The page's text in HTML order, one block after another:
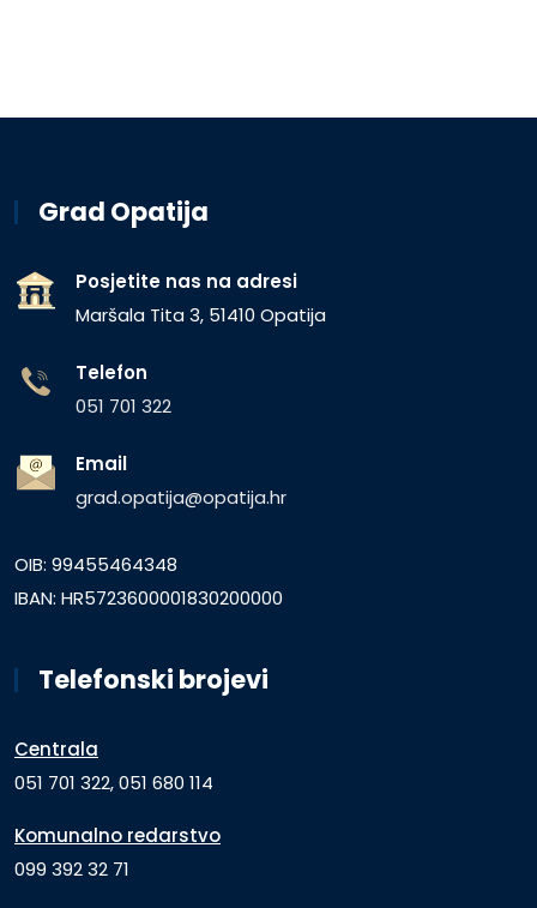
Grad Opatija
Posjetite nas na adresi
Maršala Tita 3, 51410 Opatija
Telefon
051 701 322
Email
grad.opatija@opatija.hr
OIB: 99455464348
IBAN: HR5723600001830200000
Telefonski brojevi
Centrala
051 701 322, 051 680 114
Komunalno redarstvo
099 392 32 71